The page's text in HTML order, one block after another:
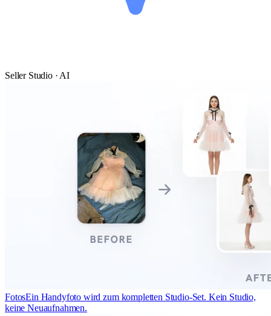
Seller Studio · AI
FotosEin Handyfoto wird zum kompletten Studio-Set. Kein Studio,
keine Neuaufnahmen.